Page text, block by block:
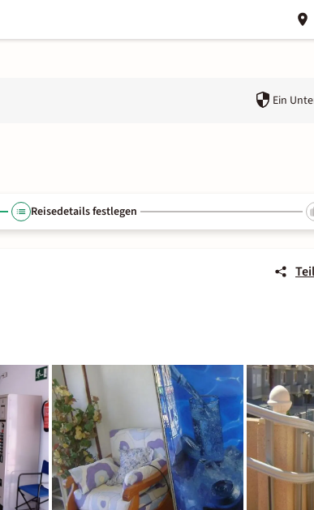
Ein
Reisedetails festlegen